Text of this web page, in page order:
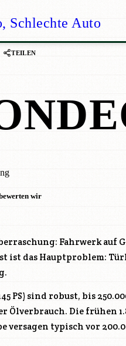
Schlechte Auto
TEILEN
wir
Fahrwerk auf
ist das Hauptproblem:
PS) sind robust, bis
Ölverbrauch. Die frühen
versagen typisch vor